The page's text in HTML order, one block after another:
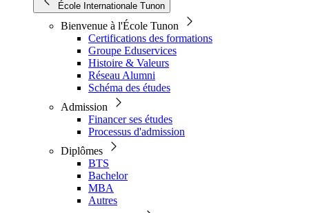
École Internationale Tunon
Bienvenue à l'École Tunon
Certifications des formations
Groupe Eduservices
Histoire & Valeurs
Réseau Alumni
Schéma des études
Admission
Financer ses études
Processus d'admission
Diplômes
BTS
Bachelor
MBA
Autres